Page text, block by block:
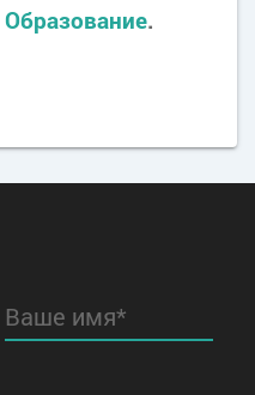
Образование.
Ваше имя*